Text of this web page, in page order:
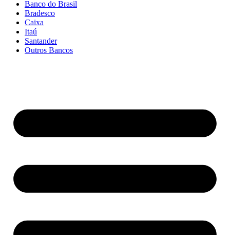
Banco do Brasil
Bradesco
Caixa
Itaú
Santander
Outros Bancos